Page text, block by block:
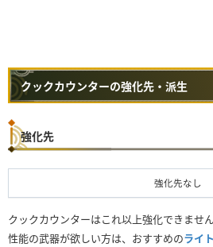
睡眠弾
氷結弾
回復弾
クックカウンターの強化先・派生
強化先
強化先なし
クックカウンターはこれ以上強化できませ
性能の武器が欲しい方は、おすすめのライ